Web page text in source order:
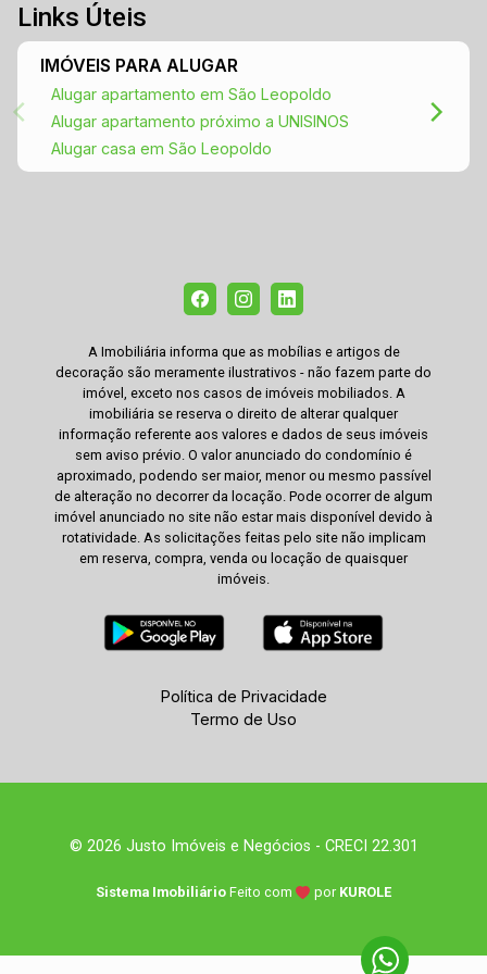
Links Úteis
IMÓVEIS PARA ALUGAR
Alugar apartamento em São Leopoldo
Alugar apartamento próximo a UNISINOS
Alugar casa em São Leopoldo
A Imobiliária informa que as mobílias e artigos de
decoração são meramente ilustrativos - não fazem parte do
imóvel, exceto nos casos de imóveis mobiliados. A
imobiliária se reserva o direito de alterar qualquer
informação referente aos valores e dados de seus imóveis
sem aviso prévio. O valor anunciado do condomínio é
aproximado, podendo ser maior, menor ou mesmo passível
de alteração no decorrer da locação. Pode ocorrer de algum
imóvel anunciado no site não estar mais disponível devido à
rotatividade. As solicitações feitas pelo site não implicam
em reserva, compra, venda ou locação de quaisquer
imóveis.
Política de Privacidade
Termo de Uso
© 2026 Justo Imóveis e Negócios - CRECI 22.301
Sistema Imobiliário Feito com por KUROLE